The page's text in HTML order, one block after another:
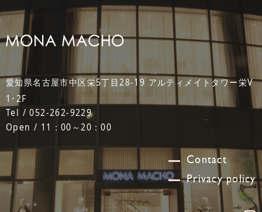
愛知県名古屋市中区栄5丁目28-19 アルティメイトタワー栄V
1･2F
Tel / 052-262-9229
Open / 11：00～20：00
Contact
Privacy policy